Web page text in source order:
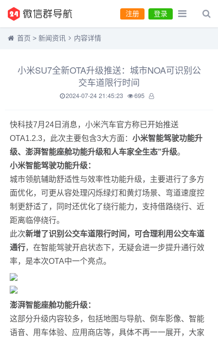
登录
注册
首页 > 新闻资讯 内容详情
小米SU7全新OTA升级推送：城市NOA可识别公
交车道限行时间
2024-07-24 21:45:23 695
快科技7月24日消息，小米汽车官方称已开始推送
OTA1.2.3，此次主要包含3大方面： 小米智能驾驶功能升
级、澎湃智能座舱功能升级和人车家全生态”升级。
小米智能驾驶功能升级：
城市领航辅助舒适性与效率性功能升级，主要进行了多方
面优化，可更从容处理闪烁绿灯和黄灯场景、弯道速度控
制更舒适了，同时还优化了绕行能力，支持借路绕行、近
距离临停绕行。
此次新增了识别公交车道限行时间，可合理利用公交车道
通行，在智能驾驶开启状态下，无疑会进一步提升通行效
率，是本次OTA中一个亮点。
澎湃智能座舱功能升级：
这部分升级内容较多，包括地图与导航、倒车影像、智能
语音、用车体验、应用商店等，具体不再一一展开，大家